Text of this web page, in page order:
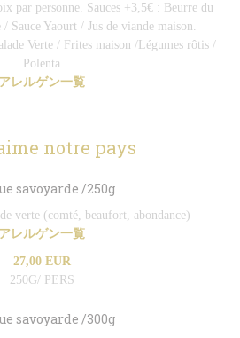
par personne. Sauces +3,5€ : Beurre du
Sauce Yaourt / Jus de viande maison.
Verte / Frites maison /Légumes rôtis /
Polenta
アレルゲン一覧
notre pays
savoyarde /250g
verte (comté, beaufort, abondance)
アレルゲン一覧
27,00 EUR
250G/ PERS
savoyarde /300g